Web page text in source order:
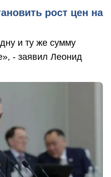
рост цен на
и ту же сумму
- заявил Леонид